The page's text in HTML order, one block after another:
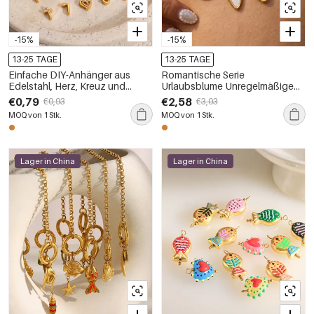
-15%
13-25 TAGE
Einfache DIY-Anhänger aus
Edelstahl, Herz, Kreuz und
Zahlen, wasserdicht,
goldfarben, für Damen
€0,79 €0,93
MOQ von 1 Stk.
-15%
13-25 TAGE
Romantische Serie
Urlaubsblume Unregelmäßige
Blattform Edelstahl Wasserdicht
Goldfarben Damenanhänger
€2,58 €3,03
MOQ von 1 Stk.
Lager in China Lager in China